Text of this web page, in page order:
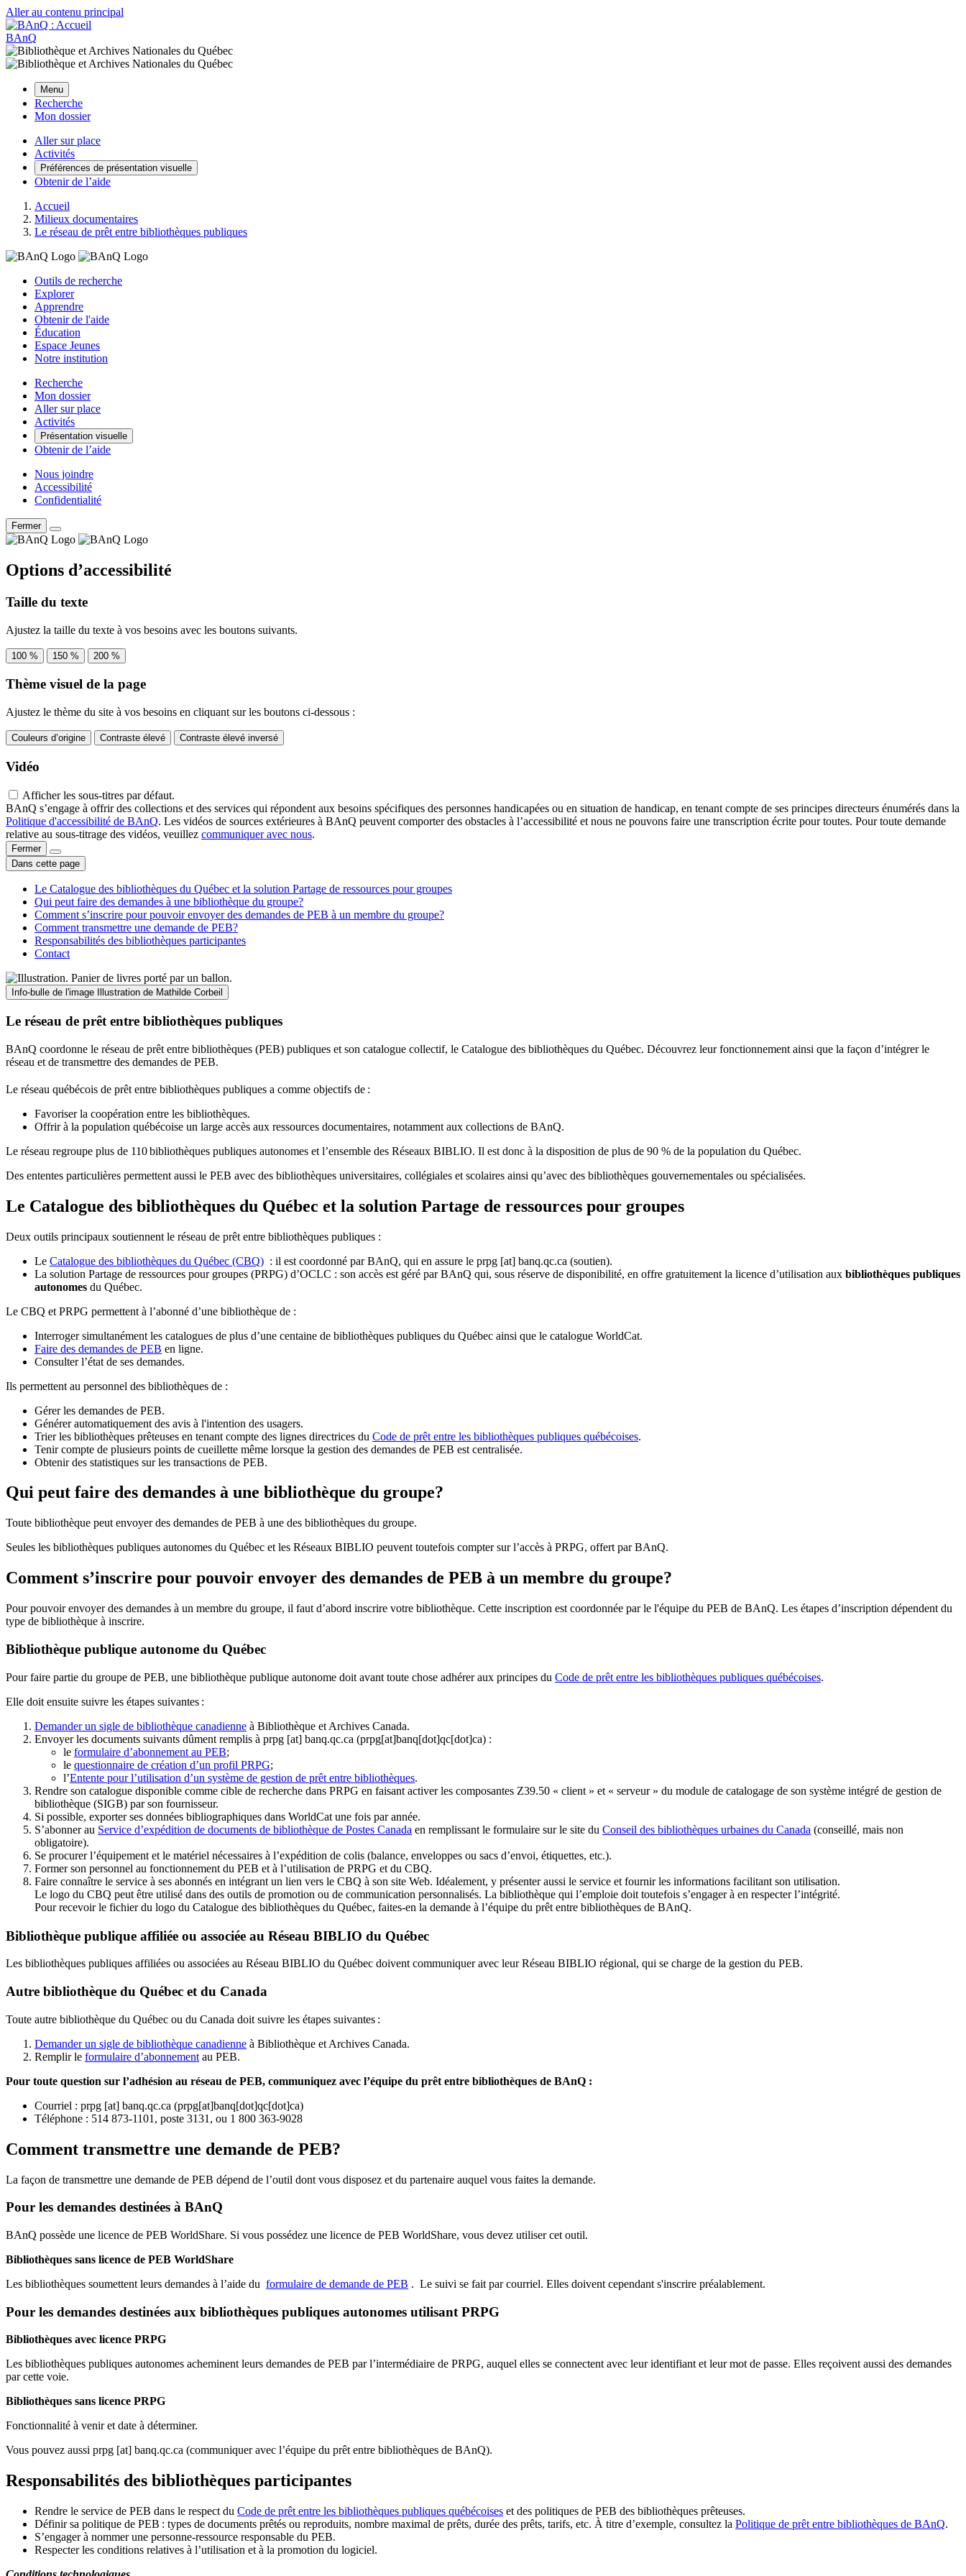
Aller au contenu principal
BAnQ
Menu
Recherche
Mon dossier
Aller sur place
Activités
Préférences de présentation visuelle
Obtenir de l’aide
Accueil
Milieux documentaires
Le réseau de prêt entre bibliothèques publiques
Outils de recherche
Explorer
Apprendre
Obtenir de l'aide
Éducation
Espace Jeunes
Notre institution
Recherche
Mon dossier
Aller sur place
Activités
Présentation visuelle
Obtenir de l’aide
Nous joindre
Accessibilité
Confidentialité
Fermer
Options d’accessibilité
Taille du texte
Ajustez la taille du texte à vos besoins avec les boutons suivants.
100 % 150 % 200 %
Thème visuel de la page
Ajustez le thème du site à vos besoins en cliquant sur les boutons ci-dessous :
Couleurs d’origine Contraste élevé Contraste élevé inversé
Vidéo
Afficher les sous-titres par défaut.
BAnQ s’engage à offrir des collections et des services qui répondent aux besoins spécifiques des personnes handicapées ou en situation de handicap, en tenant compte de ses principes directeurs énumérés dans la
Politique d'accessibilité de BAnQ. Les vidéos de sources extérieures à BAnQ peuvent comporter des obstacles à l’accessibilité et nous ne pouvons faire une transcription écrite pour toutes. Pour toute demande
relative au sous-titrage des vidéos, veuillez communiquer avec nous.
Fermer
Dans cette page
Le Catalogue des bibliothèques du Québec et la solution Partage de ressources pour groupes
Qui peut faire des demandes à une bibliothèque du groupe?
Comment s’inscrire pour pouvoir envoyer des demandes de PEB à un membre du groupe?
Comment transmettre une demande de PEB?
Responsabilités des bibliothèques participantes
Contact
Info-bulle de l'image Illustration de Mathilde Corbeil
Le réseau de prêt entre bibliothèques publiques
BAnQ coordonne le réseau de prêt entre bibliothèques (PEB) publiques et son catalogue collectif, le Catalogue des bibliothèques du Québec. Découvrez leur fonctionnement ainsi que la façon d’intégrer le
réseau et de transmettre des demandes de PEB.
Le réseau québécois de prêt entre bibliothèques publiques a comme objectifs de :
Favoriser la coopération entre les bibliothèques.
Offrir à la population québécoise un large accès aux ressources documentaires, notamment aux collections de BAnQ.
Le réseau regroupe plus de 110bibliothèques publiques autonomes et l’ensemble des Réseaux BIBLIO. Il est donc à la disposition de plus de 90 % de la population du Québec.
Des ententes particulières permettent aussi le PEB avec des bibliothèques universitaires, collégiales et scolaires ainsi qu’avec des bibliothèques gouvernementales ou spécialisées.
Le Catalogue des bibliothèques du Québec et la solution Partage de ressources pour groupes
Deux outils principaux soutiennent le réseau de prêt entre bibliothèques publiques :
Le Catalogue des bibliothèques du Québec (CBQ) : il est coordonné par BAnQ, qui en assure le prpg [at] banq.qc.ca (soutien).
La solution Partage de ressources pour groupes (PRPG) d’OCLC : son accès est géré par BAnQ qui, sous réserve de disponibilité, en offre gratuitement la licence d’utilisation aux bibliothèques publiques
autonomes du Québec.
Le CBQ et PRPG permettent à l’abonné d’une bibliothèque de :
Interroger simultanément les catalogues de plus d’une centaine de bibliothèques publiques du Québec ainsi que le catalogue WorldCat.
Faire des demandes de PEB en ligne.
Consulter l’état de ses demandes.
Ils permettent au personnel des bibliothèques de :
Gérer les demandes de PEB.
Générer automatiquement des avis à l'intention des usagers.
Trier les bibliothèques prêteuses en tenant compte des lignes directrices du Code de prêt entre les bibliothèques publiques québécoises.
Tenir compte de plusieurs points de cueillette même lorsque la gestion des demandes de PEB est centralisée.
Obtenir des statistiques sur les transactions de PEB.
Qui peut faire des demandes à une bibliothèque du groupe?
Toute bibliothèque peut envoyer des demandes de PEB à une des bibliothèques du groupe.
Seules les bibliothèques publiques autonomes du Québec et les Réseaux BIBLIO peuvent toutefois compter sur l’accès à PRPG, offert par BAnQ.
Comment s’inscrire pour pouvoir envoyer des demandes de PEB à un membre du groupe?
Pour pouvoir envoyer des demandes à un membre du groupe, il faut d’abord inscrire votre bibliothèque. Cette inscription est coordonnée par le l'équipe du PEB de BAnQ. Les étapes d’inscription dépendent du
type de bibliothèque à inscrire.
Bibliothèque publique autonome du Québec
Pour faire partie du groupe de PEB, une bibliothèque publique autonome doit avant toute chose adhérer aux principes du Code de prêt entre les bibliothèques publiques québécoises.
Elle doit ensuite suivre les étapes suivantes :
Demander un sigle de bibliothèque canadienne à Bibliothèque et Archives Canada.
Envoyer les documents suivants dûment remplis à prpg [at] banq.qc.ca (prpg[at]banq[dot]qc[dot]ca) :
le formulaire d’abonnement au PEB;
le questionnaire de création d’un profil PRPG;
l’Entente pour l’utilisation d’un système de gestion de prêt entre bibliothèques.
Rendre son catalogue disponible comme cible de recherche dans PRPG en faisant activer les composantes Z39.50 « client » et « serveur » du module de catalogage de son système intégré de gestion de
bibliothèque (SIGB) par son fournisseur.
Si possible, exporter ses données bibliographiques dans WorldCat une fois par année.
S’abonner au Service d’expédition de documents de bibliothèque de Postes Canada en remplissant le formulaire sur le site du Conseil des bibliothèques urbaines du Canada (conseillé, mais non
obligatoire).
Se procurer l’équipement et le matériel nécessaires à l’expédition de colis (balance, enveloppes ou sacs d’envoi, étiquettes, etc.).
Former son personnel au fonctionnement du PEB et à l’utilisation de PRPG et du CBQ.
Faire connaître le service à ses abonnés en intégrant un lien vers le CBQ à son site Web. Idéalement, y présenter aussi le service et fournir les informations facilitant son utilisation.
Le logo du CBQ peut être utilisé dans des outils de promotion ou de communication personnalisés. La bibliothèque qui l’emploie doit toutefois s’engager à en respecter l’intégrité.
Pour recevoir le fichier du logo du Catalogue des bibliothèques du Québec, faites-en la demande à l’équipe du prêt entre bibliothèques de BAnQ.
Bibliothèque publique affiliée ou associée au Réseau BIBLIO du Québec
Les bibliothèques publiques affiliées ou associées au Réseau BIBLIO du Québec doivent communiquer avec leur Réseau BIBLIO régional, qui se charge de la gestion du PEB.
Autre bibliothèque du Québec et du Canada
Toute autre bibliothèque du Québec ou du Canada doit suivre les étapes suivantes :
Demander un sigle de bibliothèque canadienne à Bibliothèque et Archives Canada.
Remplir le formulaire d’abonnement au PEB.
Pour toute question sur l’adhésion au réseau de PEB, communiquez avec l’équipe du prêt entre bibliothèques de BAnQ :
Courriel : prpg [at] banq.qc.ca (prpg[at]banq[dot]qc[dot]ca)
Téléphone : 514 873-1101, poste 3131, ou 1 800 363-9028
Comment transmettre une demande de PEB?
La façon de transmettre une demande de PEB dépend de l’outil dont vous disposez et du partenaire auquel vous faites la demande.
Pour les demandes destinées à BAnQ
BAnQ possède une licence de PEB WorldShare. Si vous possédez une licence de PEB WorldShare, vous devez utiliser cet outil.
Bibliothèques sans licence de PEB WorldShare
Les bibliothèques soumettent leurs demandes à l’aide du formulaire de demande de PEB . Le suivi se fait par courriel. Elles doivent cependant s'inscrire préalablement.
Pour les demandes destinées aux bibliothèques publiques autonomes utilisant PRPG
Bibliothèques avec licence PRPG
Les bibliothèques publiques autonomes acheminent leurs demandes de PEB par l’intermédiaire de PRPG, auquel elles se connectent avec leur identifiant et leur mot de passe. Elles reçoivent aussi des demandes
par cette voie.
Bibliothèques sans licence PRPG
Fonctionnalité à venir et date à déterminer.
Vous pouvez aussi prpg [at] banq.qc.ca (communiquer avec l’équipe du prêt entre bibliothèques de BAnQ).
Responsabilités des bibliothèques participantes
Rendre le service de PEB dans le respect du Code de prêt entre les bibliothèques publiques québécoises et des politiques de PEB des bibliothèques prêteuses.
Définir sa politique de PEB : types de documents prêtés ou reproduits, nombre maximal de prêts, durée des prêts, tarifs, etc. À titre d’exemple, consultez la Politique de prêt entre bibliothèques de BAnQ.
S’engager à nommer une personne-ressource responsable du PEB.
Respecter les conditions relatives à l’utilisation et à la promotion du logiciel.